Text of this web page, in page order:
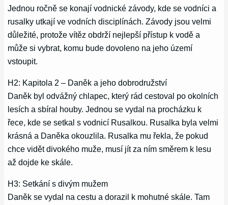
Jednou ročně se konají vodnické závody, kde se vodníci a
rusalky utkají ve vodních disciplínách. Závody jsou velmi
důležité, protože vítěz obdrží nejlepší přístup k vodě a
může si vybrat, komu bude dovoleno na jeho území
vstoupit.
H2: Kapitola 2 – Daněk a jeho dobrodružství
Daněk byl odvážný chlapec, který rád cestoval po okolních
lesích a sbíral houby. Jednou se vydal na procházku k
řece, kde se setkal s vodnicí Rusalkou. Rusalka byla velmi
krásná a Daněka okouzlila. Rusalka mu řekla, že pokud
chce vidět divokého muže, musí jít za ním směrem k lesu
až dojde ke skále.
H3: Setkání s divým mužem
Daněk se vydal na cestu a dorazil k mohutné skále. Tam